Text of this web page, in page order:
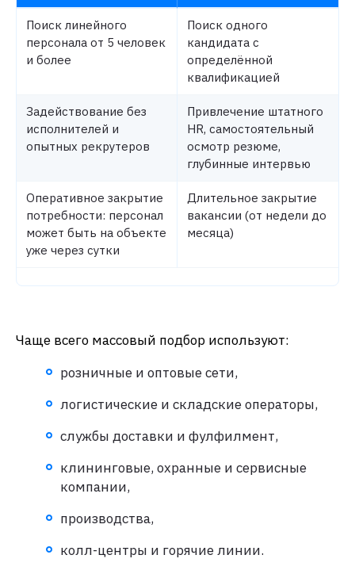
Поиск линейного
персонала от 5 человек
и более
Поиск одного
кандидата с
определённой
квалификацией
Задействование без
исполнителей и
опытных рекрутеров
Привлечение штатного
HR, самостоятельный
осмотр резюме,
глубинные интервью
Оперативное закрытие
потребности: персонал
может быть на объекте
уже через сутки
Длительное закрытие
вакансии (от недели до
месяца)
Чаще всего массовый подбор используют:
розничные и оптовые сети,
логистические и складские операторы,
службы доставки и фулфилмент,
клининговые, охранные и сервисные
компании,
производства,
колл-центры и горячие линии.